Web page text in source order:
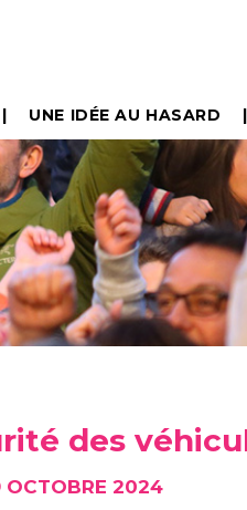
UNE IDÉE AU HASARD
des
OCTOBRE 2024